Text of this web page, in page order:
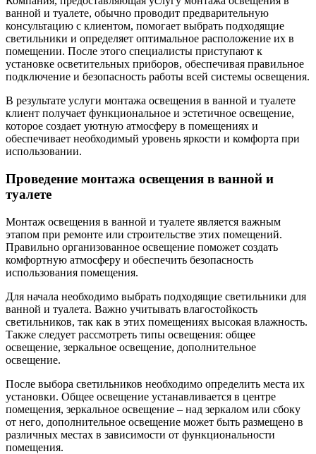
ванной и туалете, обычно проводит предварительную
консультацию с клиентом, помогает выбрать подходящие
светильники и определяет оптимальное расположение их в
помещении. После этого специалисты приступают к
установке осветительных приборов, обеспечивая правильное
подключение и безопасность работы всей системы освещения.
В результате услуги монтажа освещения в ванной и туалете
клиент получает функциональное и эстетичное освещение,
которое создает уютную атмосферу в помещениях и
обеспечивает необходимый уровень яркости и комфорта при
использовании.
Проведение монтажа освещения в ванной и
туалете
Монтаж освещения в ванной и туалете является важным
этапом при ремонте или строительстве этих помещений.
Правильно организованное освещение поможет создать
комфортную атмосферу и обеспечить безопасность
использования помещения.
Для начала необходимо выбрать подходящие светильники для
ванной и туалета. Важно учитывать влагостойкость
светильников, так как в этих помещениях высокая влажность.
Также следует рассмотреть типы освещения: общее
освещение, зеркальное освещение, дополнительное
освещение.
После выбора светильников необходимо определить места их
установки. Общее освещение устанавливается в центре
помещения, зеркальное освещение – над зеркалом или сбоку
от него, дополнительное освещение может быть размещено в
различных местах в зависимости от функциональности
помещения.